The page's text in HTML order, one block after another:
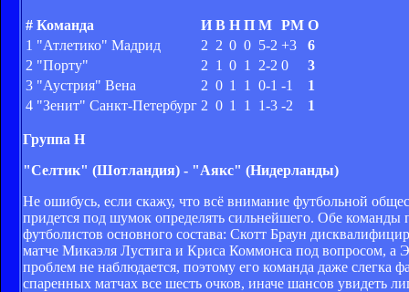
# Команда И В Н П М РМ О
1 "Атлетико" Мадрид 2 2 0 0 5-2 +3
6
2 "Порту" 2 1 0 1 2-2 0
3
3 "Аустрия" Вена 2 0 1 1 0-1 -1
1
4 "Зенит" Санкт-Петербург 2 0 1 1 1-3 -2 1
Группа H
"Селтик" (Шотландия) - "Аякс" (Нидерланды)
Не ошибусь, если скажу, что всё внимание футбольной
придется под шумок определять сильнейшего. Обе
футболистов основного состава: Скотт Браун
матче Микаэля Лустига и Криса Коммонса под вопросом, а
проблем не наблюдается, поэтому его команда даже слегка
спаренных матчах все шесть очков, иначе шансов увидеть